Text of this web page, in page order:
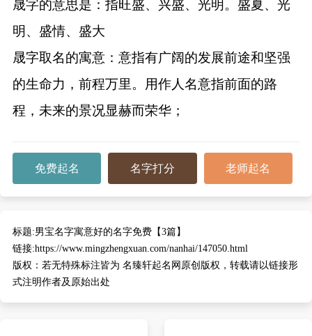
晟字的意思是：指旺盛、兴盛、光明。盛夏、光
明、盛情、盛大
晟字取名的寓意：意指有广阔的发展前途和坚强
的生命力，前程万里。用作人名意指前面的路
程，未来的景况显赫而荣华；
免费起名 名字打分 老师起名
标题:男宝名字寓意好的名字免费【3篇】
链接:https://www.mingzhengxuan.com/nanhai/147050.html
版权： 若无特殊标注皆为 名臻轩起名网原创版权，转载请以链接形
式注明作者及原始出处